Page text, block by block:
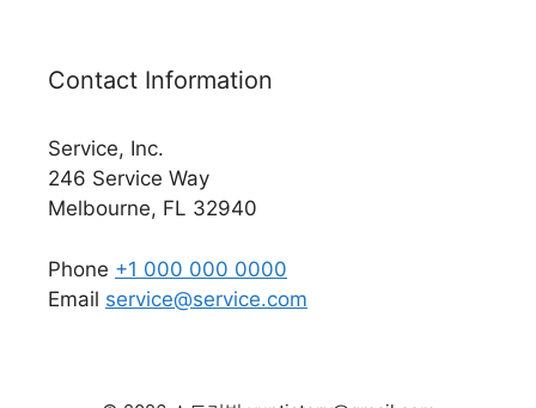
Contact Information
Service, Inc.
246 Service Way
Melbourne, FL 32940
Phone +1 000 000 0000
Email service@service.com